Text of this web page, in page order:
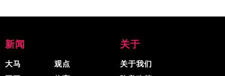
新闻
大马
观点
关于
关于我们